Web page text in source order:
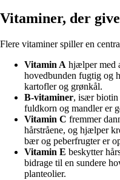
Vitaminer, der
Flere vitaminer spiller en
Vitamin A hjælper med
hovedbunden fugtig og
kartofler og grønkål.
B-vitaminer, især
fuldkorn og mandler er
Vitamin C fremmer
hårstråene, og hjælper
bær og peberfrugter er
Vitamin E beskytter
bidrage til en sundere
planteolier.